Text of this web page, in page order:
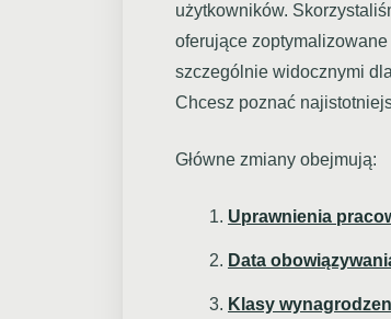
użytkowników.
oferujące
szczególnie widocznymi
Chcesz poznać
Główne zmiany obejmują:
Uprawnienia
Data
Klasy